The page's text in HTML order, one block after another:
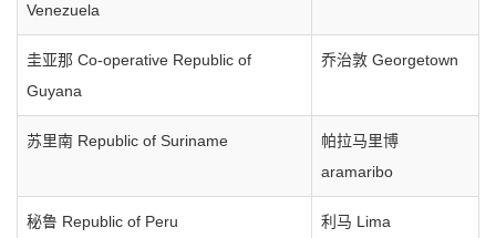
Venezuela
圭亚那 Co-operative Republic of
Guyana
乔治敦 Georgetown
苏里南 Republic of Suriname
帕拉马里博
aramaribo
秘鲁 Republic of Peru 利马 Lima